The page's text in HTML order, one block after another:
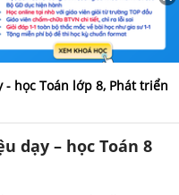
học Toán lớp 8, Phát triển
dạy – học Toán 8